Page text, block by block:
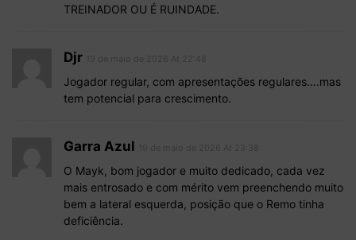
TREINADOR OU É RUINDADE.
Djr
Jogador regular, com apresentações regulares….mas
tem potencial para crescimento.
Garra Azul
O Mayk, bom jogador e muito dedicado, cada vez
mais entrosado e com mérito vem preenchendo muito
bem a lateral esquerda, posição que o Remo tinha
deficiência.